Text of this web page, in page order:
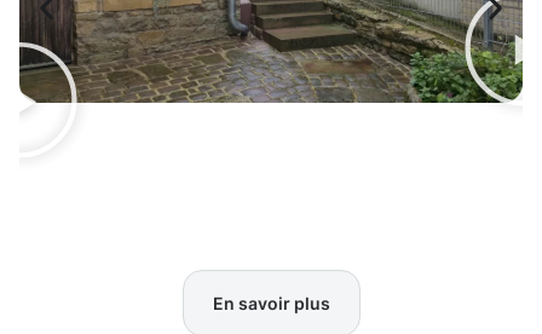
En savoir plus